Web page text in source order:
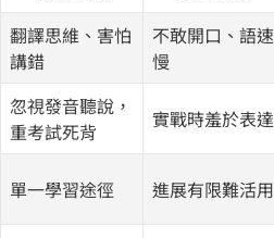
翻譯思維、害怕
講錯
不敢開口、語速
慢
忽視發音聽說，
重考試死背
實戰時羞於表達
單一學習途徑 進展有限難活用